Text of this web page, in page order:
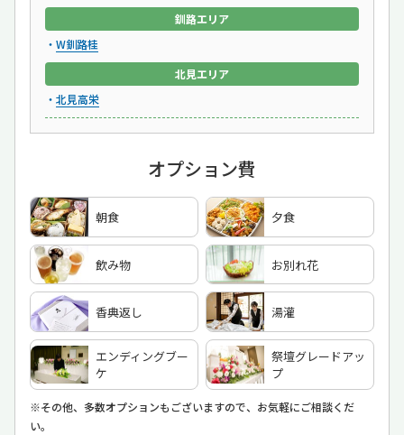
釧路エリア
W釧路桂
北見エリア
北見高栄
オプション費
朝食 夕食
飲み物 お別れ花
香典返し 湯灌
エンディングブー
ケ
祭壇グレードアッ
プ
※その他、多数オプションもございますので、お気軽にご相談くだ
い。